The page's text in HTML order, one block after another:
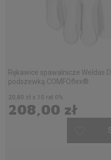
Rękawice spawalnicze Weldas
podszewką COMFOflex®
208,00 zł
20,80 zł x 10 rat 0%